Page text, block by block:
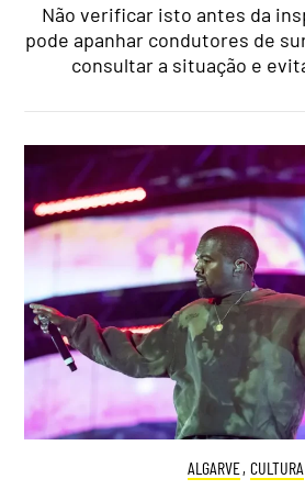
Não verificar isto antes da
pode apanhar condutores de
consultar a situação e
ALGARVE, CULTURA